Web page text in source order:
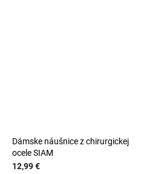
Dámske náušnice z chirurgickej
ocele SIAM
12,99 €